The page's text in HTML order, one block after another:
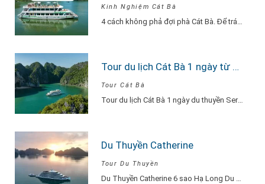
Kinh Nghiệm Cát Bà
4 cách không phả đợi phà Cát Bà. Để tránh phải chờ đợi lâu vì…
Tour du lịch Cát Bà 1 ngày từ Hà Nội Du Thuyền Serenity Explore
Tour Cát Bà
Tour du lịch Cát Bà 1 ngày du thuyền Serenity Explore, đi về trong ngày…
Du Thuyền Catherine
Tour Du Thuyền
Du Thuyền Catherine 6 sao Hạ Long Du Thuyền Catherine một khu nghỉ dưỡng thu…